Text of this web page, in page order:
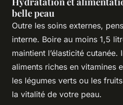
belle peau
Outre les soins externes,
interne. Boire au moins 1,5
maintient l’élasticité
aliments riches en vitamines
les légumes verts ou les
la vitalité de votre peau.